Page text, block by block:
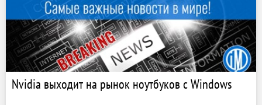
Nvidia выходит на рынок ноутбуков с Windows